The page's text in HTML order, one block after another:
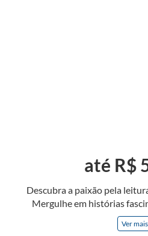
Descubra a paixão pela
Mergulhe em histórias
horizontes, onde cada
universos e perspectivas. Ler
Ver mais
até R$